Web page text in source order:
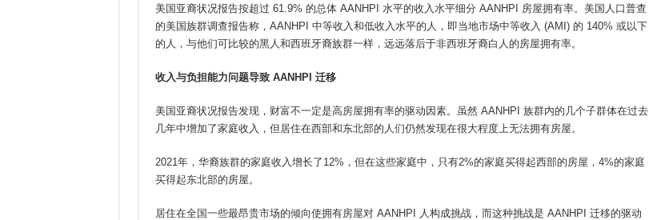
美国亚裔状况报告按超过 61.9% 的总体 AANHPI 水平的收入水平细分 AANHPI 房屋拥有率。美国人口普查
的美国族群调查报告称，AANHPI 中等收入和低收入水平的人，即当地市场中等收入 (AMI) 的 140% 或以下
的人，与他们可比较的黑人和西班牙裔族群一样，远远落后于非西班牙裔白人的房屋拥有率。
收入与负担能力问题导致AANHPI 迁移
美国亚裔状况报告发现，财富不一定是高房屋拥有率的驱动因素。虽然 AANHPI 族群内的几个子群体在过去
几年中增加了家庭收入，但居住在西部和东北部的人们仍然发现在很大程度上无法拥有房屋。
2021年，华裔族群的家庭收入增长了12%，但在这些家庭中，只有2%的家庭买得起西部的房屋，4%的家庭
买得起东北部的房屋。
居住在全国一些最昂贵市场的倾向使拥有房屋对 AANHPI 人构成挑战，而这种挑战是 AANHPI 迁移的驱动